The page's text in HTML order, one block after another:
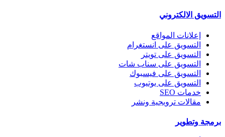
التسويق الالكتروني
إعلانات المواقع
التسويق على انستغرام
التسويق على تويتر
التسويق على سناب شات
التسويق على فيسبوك
التسويق على يوتيوب
خدمات SEO
مقالات ترويجية ونشر
برمجة وتطوير